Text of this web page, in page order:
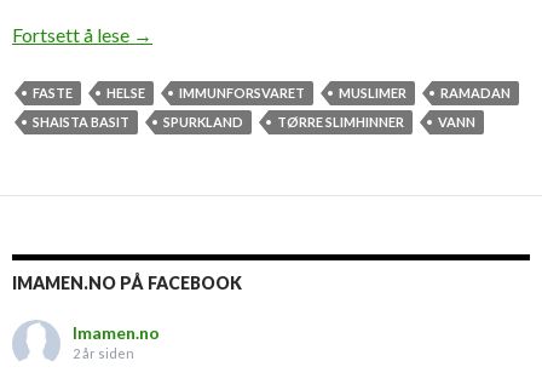
Fortsett å lese Forbudt å faste hvis det kan føre til helseskade
→
FASTE HELSE IMMUNFORSVARET MUSLIMER
RAMADAN
SHAISTA BASIT
SPURKLAND TØRRE SLIMHINNER VANN
IMAMEN.NO PÅ FACEBOOK
Imamen.no
2 år siden